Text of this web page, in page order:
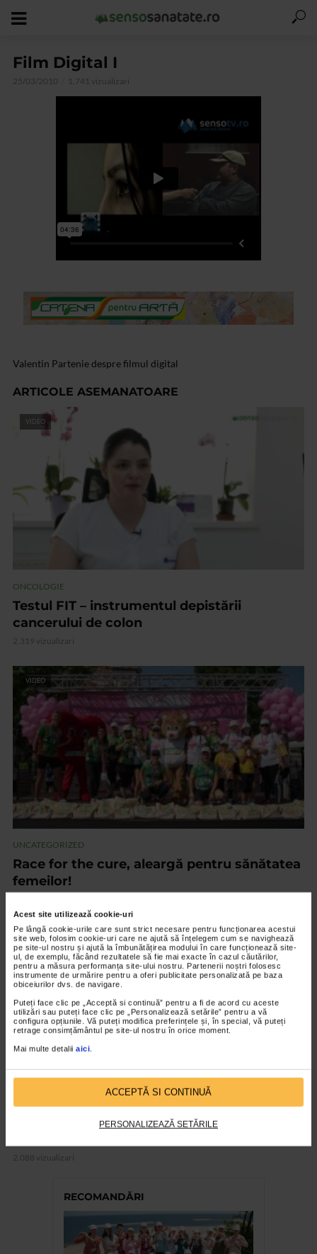
Acest site utilizează cookie-uri
Pe lângă cookie-urile care sunt strict necesare pentru funcționarea acestui
site web, folosim cookie-uri care ne ajută să înțelegem cum se navighează
pe site-ul nostru și ajută la îmbunătățirea modului în care funcționează site-
ul, de exemplu, făcând rezultatele să fie mai exacte în cazul căutărilor,
pentru a măsura performanța site-ului nostru. Partenerii noștri folosesc
instrumente de urmărire pentru a oferi publicitate personalizată pe baza
obiceiurilor dvs. de navigare.
Puteți face clic pe „Acceptă si continuă” pentru a fi de acord cu aceste
utilizări sau puteți face clic pe „Personalizează setările” pentru a vă
configura opțiunile. Vă puteți modifica preferințele și, în special, vă puteți
retrage consimțământul pe site-ul nostru în orice moment.
Mai multe detalii aici
ACCEPTĂ SI CONTINUĂ
PERSONALIZEAZĂ SETĂRILE
Film Digital I
25/03/2010 1.741 vizualizari
Valentin Partenie despre filmul digital
ARTICOLE ASEMANATOARE
VIDEO
ONCOLOGIE
Testul FIT – instrumentul depistării
cancerului de colon
2.319 vizualizari
VIDEO
UNCATEGORIZED
Race for the cure, aleargă pentru sănătatea
femeilor!
VIDEO
OFTALMOLOGIE
De ce este necesar un consult oftalmologic
2.088 vizualizari
RECOMANDĂRI